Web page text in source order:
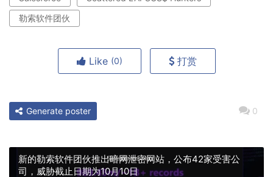
勒索软件团伙
Like (0) 打赏
0
Generate poster
新的勒索软件团伙推出暗网泄密网站，公布42家受害公
司，威胁截止日期为10月10日